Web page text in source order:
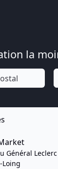
la
Général Leclerc
Loing